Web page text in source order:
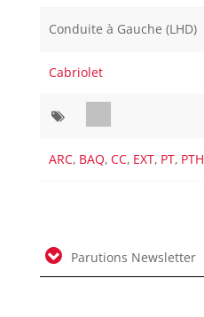
Conduite à Gauche (LHD)
Cabriolet
ARC, BAQ, CC, EXT, PT, PTH
Parutions Newsletter